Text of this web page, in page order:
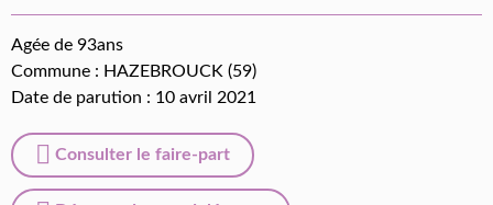
Agée de 93ans
Commune : HAZEBROUCK (59)
Date de parution : 10 avril 2021
Consulter le faire-part